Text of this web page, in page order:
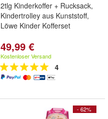
2tlg Kinderkoffer + Rucksack,
Kindertrolley aus Kunststoff,
Löwe Kinder Kofferset
49,99 €
Kostenloser Versand
4
- 62%